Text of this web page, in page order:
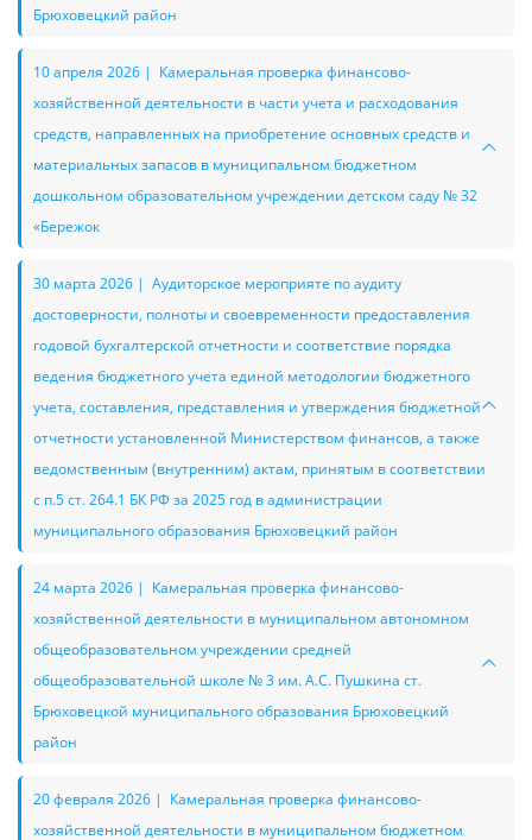
Брюховецкий район
10 апреля 2026 | Камеральная проверка финансово-
хозяйственной деятельности в части учета и расходования
средств, направленных на приобретение основных средств и
материальных запасов в муниципальном бюджетном
дошкольном образовательном учреждении детском саду № 32
«Бережок
30 марта 2026 | Аудиторское мероприяте по аудиту
достоверности, полноты и своевременности предоставления
годовой бухгалтерской отчетности и соответствие порядка
ведения бюджетного учета единой методологии бюджетного
учета, составления, представления и утверждения бюджетной
отчетности установленной Министерством финансов, а также
ведомственным (внутренним) актам, принятым в соответствии
с п.5 ст. 264.1 БК РФ за 2025 год в администрации
муниципального образования Брюховецкий район
24 марта 2026 | Камеральная проверка финансово-
хозяйственной деятельности в муниципальном автономном
общеобразовательном учреждении средней
общеобразовательной школе № 3 им. А.С. Пушкина ст.
Брюховецкой муниципального образования Брюховецкий
район
20 февраля 2026 | Камеральная проверка финансово-
хозяйственной деятельности в муниципальном бюджетном